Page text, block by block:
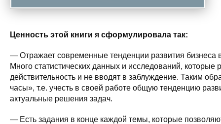
Ценность этой книги я сформулировала так:
— Отражает современные тенденции развития бизнеса
Много статистических данных и исследований, которые
действительность и не вводят в заблуждение. Таким
часы», т.е. учесть в своей работе общую тенденцию
актуальные решения задач.
— Есть задания в конце каждой темы, которые